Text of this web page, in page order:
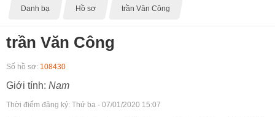
Danh bạ Hồ sơ trần Văn Công
trần Văn Công
Số hồ sơ: 108430
Giới tính: Nam
Thời điểm đăng ký: Thứ ba - 07/01/2020 15:07